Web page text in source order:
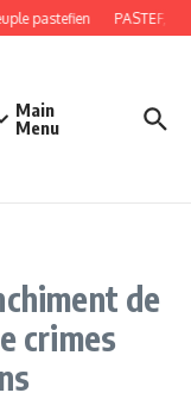
pastefien PASTEF,
Main
Menu
de
crimes